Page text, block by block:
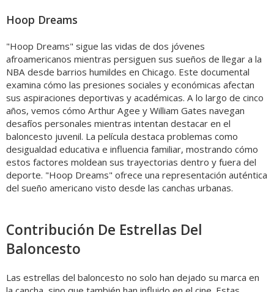
Hoop Dreams
"Hoop Dreams" sigue las vidas de dos jóvenes
afroamericanos mientras persiguen sus sueños de llegar a la
NBA desde barrios humildes en Chicago. Este documental
examina cómo las presiones sociales y económicas afectan
sus aspiraciones deportivas y académicas. A lo largo de cinco
años, vemos cómo Arthur Agee y William Gates navegan
desafíos personales mientras intentan destacar en el
baloncesto juvenil. La película destaca problemas como
desigualdad educativa e influencia familiar, mostrando cómo
estos factores moldean sus trayectorias dentro y fuera del
deporte. "Hoop Dreams" ofrece una representación auténtica
del sueño americano visto desde las canchas urbanas.
Contribución De Estrellas Del
Baloncesto
Las estrellas del baloncesto no solo han dejado su marca en